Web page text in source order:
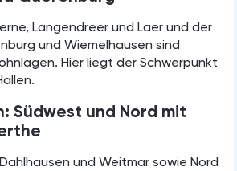
Langendreer und Laer und der
und Wiemelhausen sind
Hier liegt der Schwerpunkt
Südwest und Nord mit
und Weitmar sowie Nord